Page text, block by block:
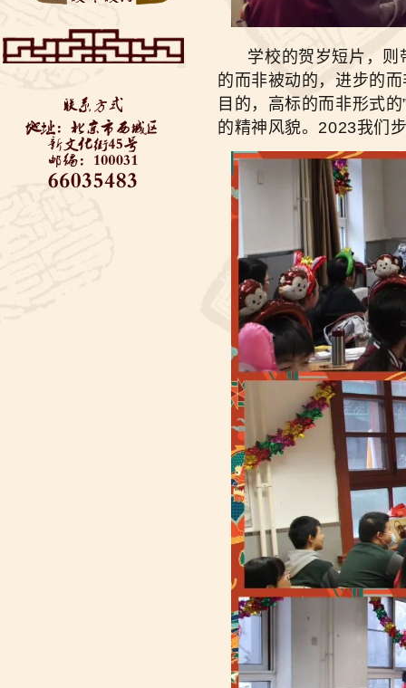
学校的贺岁短片，则
的而非被动的，进步的
目的，高标的而非形式
的精神风貌。2023我们